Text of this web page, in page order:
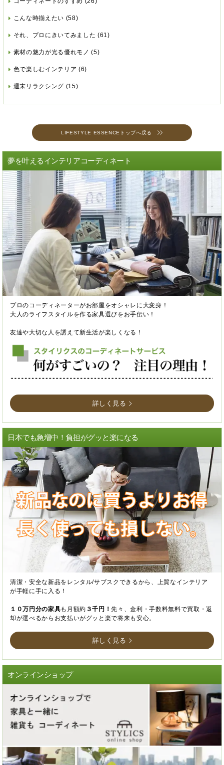
こんな時揃えたい (58)
それ、プロにきいてみました (61)
素材の魅力が光る優れモノ (5)
色で楽しむインテリア (6)
週末リラクシング (15)
LIFESTYLE ESSENCEトップへ戻る
夢を叶えるインテリアコーディネート
プロのコーディネーターがお部屋をオシャレに大変身！
大人のライフスタイルを作る家具選びをお手伝い！
友達や大切な人を誘えて新生活が楽しくなる！
詳しく見る
日本でも急増中！負担がグッと楽になる
清潔・安全な新品をレンタル/サブスクできるから、上質なインテリア
が手軽に手に入る！
１０万円分の家具も月額約 ３千円！先々、金利・手数料無料で買取・返
却が選べるからお支払いがグッと楽で将来も安心。
詳しく見る
オンラインショップ